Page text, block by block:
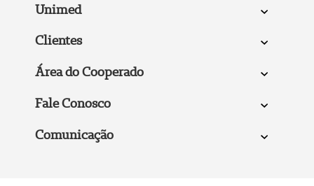
Unimed
Clientes
Área do Cooperado
Fale Conosco
Comunicação